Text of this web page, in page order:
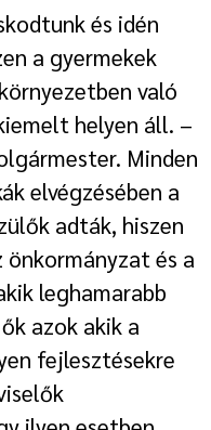
és idén
a gyermekek
való
helyen áll. –
Minden
elvégzésében a
adták, hiszen
és a
leghamarabb
azok akik a
fejlesztésekre